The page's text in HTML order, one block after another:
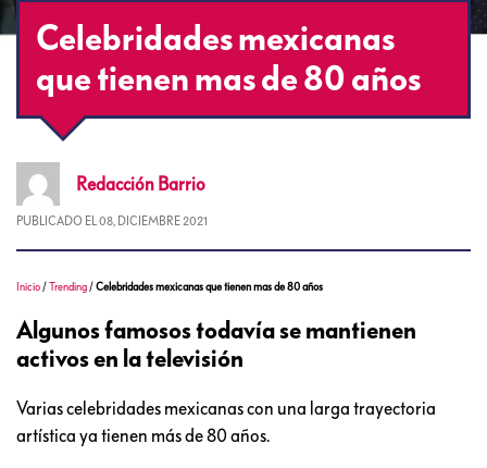
Celebridades mexicanas
que tienen mas de 80 años
Redacción Barrio
PUBLICADO EL 08, DICIEMBRE 2021
Inicio /Trending /Celebridades mexicanas que tienen mas de 80 años
Algunos famosos todavía se mantienen
activos en la televisión
Varias celebridades mexicanas con una larga trayectoria
artística ya tienen más de 80 años.